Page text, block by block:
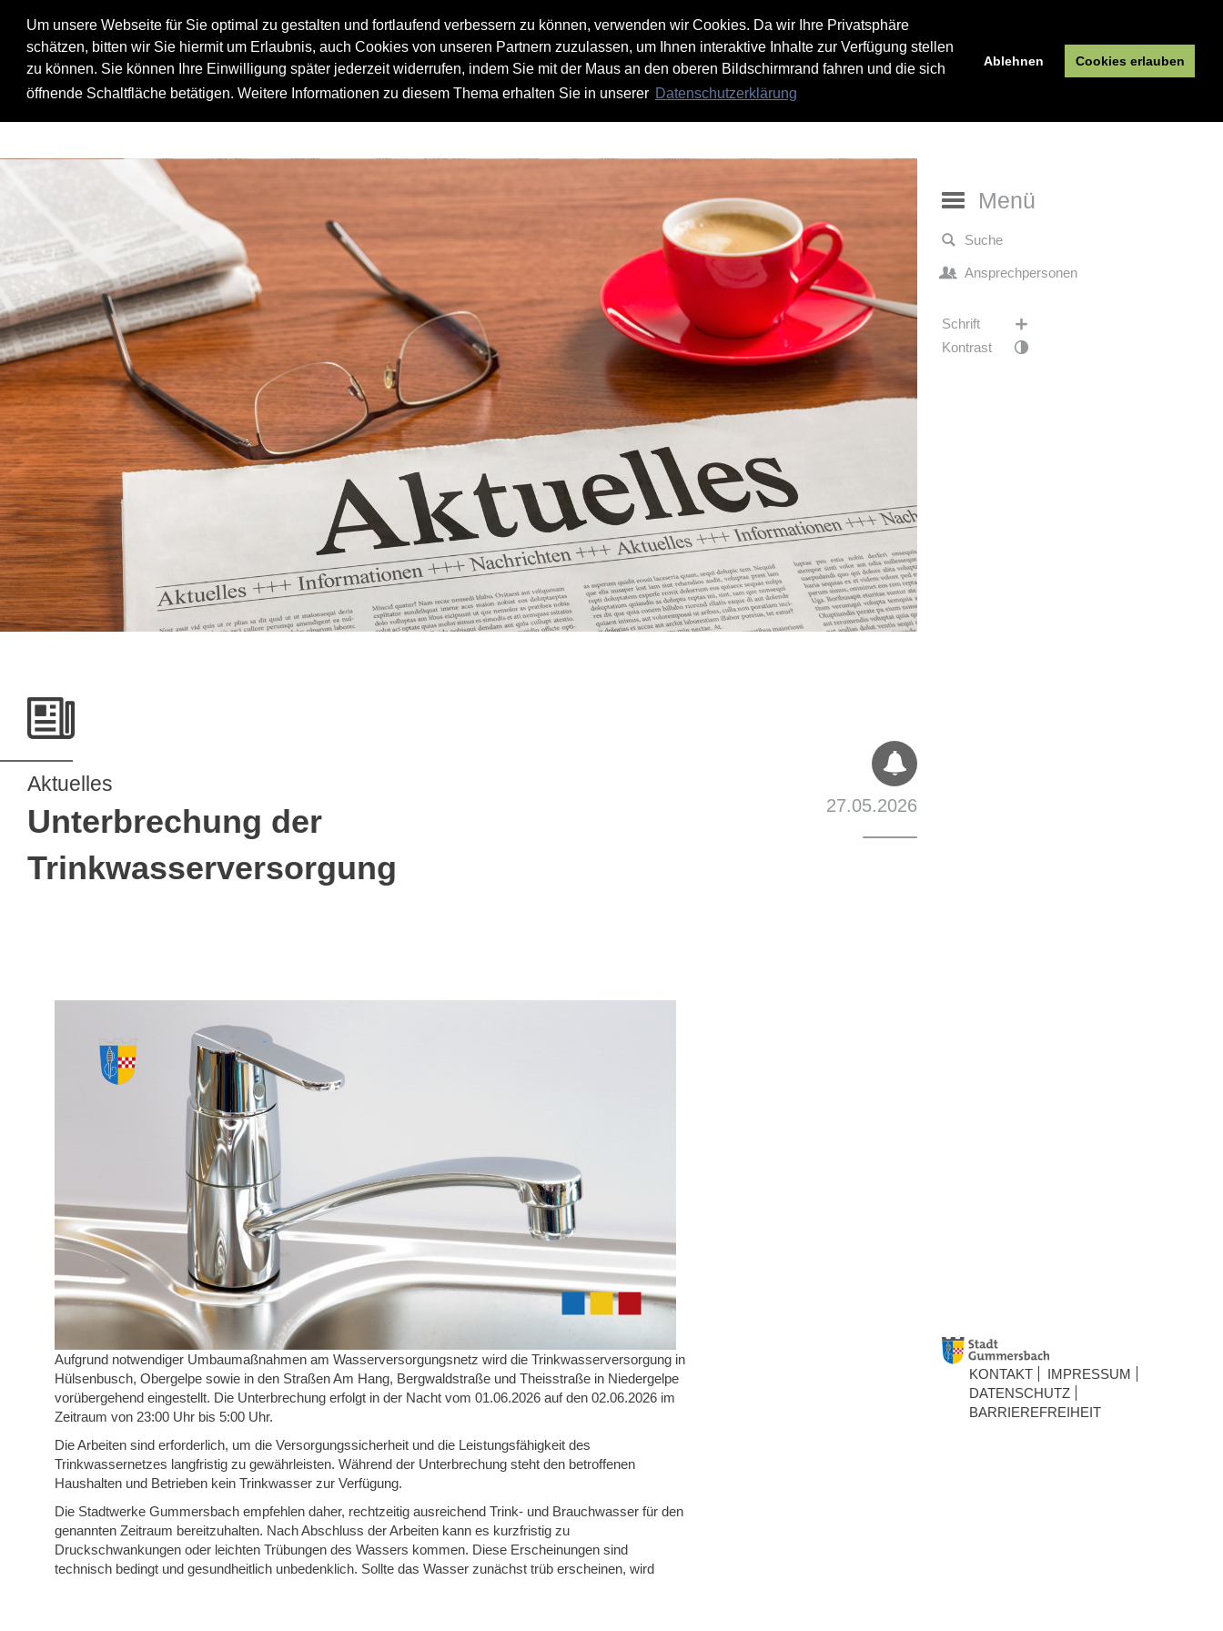
Um unsere Webseite für Sie optimal zu gestalten und fortlaufend verbessern zu können, verwenden wir Cookies. Da wir Ihre Privatsphäre
schätzen, bitten wir Sie hiermit um Erlaubnis, auch Cookies von unseren Partnern zuzulassen, um Ihnen interaktive Inhalte zur Verfügung stellen
zu können. Sie können Ihre Einwilligung später jederzeit widerrufen, indem Sie mit der Maus an den oberen Bildschirmrand fahren und die sich
öffnende Schaltfläche betätigen. Weitere Informationen zu diesem Thema erhalten Sie in unserer Datenschutzerklärung
Ablehnen Cookies erlauben
Menü
Suche
Ansprechpersonen
Schrift
Kontrast
Aktuelles
Unterbrechung der
Trinkwasserversorgung
Aufgrund notwendiger Umbaumaßnahmen am Wasserversorgungsnetz wird die Trinkwasserversorgung in
Hülsenbusch, Obergelpe sowie in den Straßen Am Hang, Bergwaldstraße und Theisstraße in Niedergelpe
vorübergehend eingestellt. Die Unterbrechung erfolgt in der Nacht vom 01.06.2026 auf den 02.06.2026 im
Zeitraum von 23:00 Uhr bis 5:00 Uhr.
Die Arbeiten sind erforderlich, um die Versorgungssicherheit und die Leistungsfähigkeit des
Trinkwassernetzes langfristig zu gewährleisten. Während der Unterbrechung steht den betroffenen
Haushalten und Betrieben kein Trinkwasser zur Verfügung.
Die Stadtwerke Gummersbach empfehlen daher, rechtzeitig ausreichend Trink- und Brauchwasser für den
genannten Zeitraum bereitzuhalten. Nach Abschluss der Arbeiten kann es kurzfristig zu
Druckschwankungen oder leichten Trübungen des Wassers kommen. Diese Erscheinungen sind
technisch bedingt und gesundheitlich unbedenklich. Sollte das Wasser zunächst trüb erscheinen, wird
27.05.2026
KONTAKT
IMPRESSUM
DATENSCHUTZ
BARRIEREFREIHEIT